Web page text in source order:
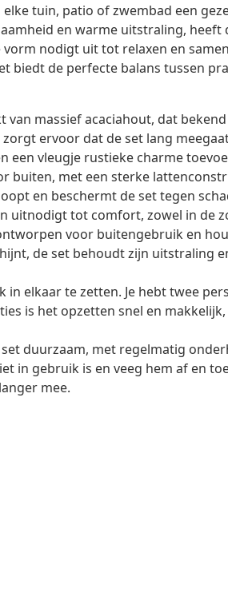
tuin, patio of zwembad een
en warme uitstraling, heeft
nodigt uit tot relaxen en
biedt de perfecte balans tussen
van massief acaciahout, dat
ervoor dat de set lang
een vleugje rustieke charme
buiten, met een sterke
en beschermt de set tegen
tot comfort, zowel in de
voor buitengebruik en
de set behoudt zijn uitstraling
in elkaar te zetten. Je hebt twee
is het opzetten snel en
set duurzaam, met regelmatig
in gebruik is en veeg hem af en
mee.